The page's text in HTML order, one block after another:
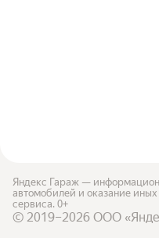
Яндекс Гараж —
автомобилей и оказание
сервиса. 0+
© 2019–2026 ООО